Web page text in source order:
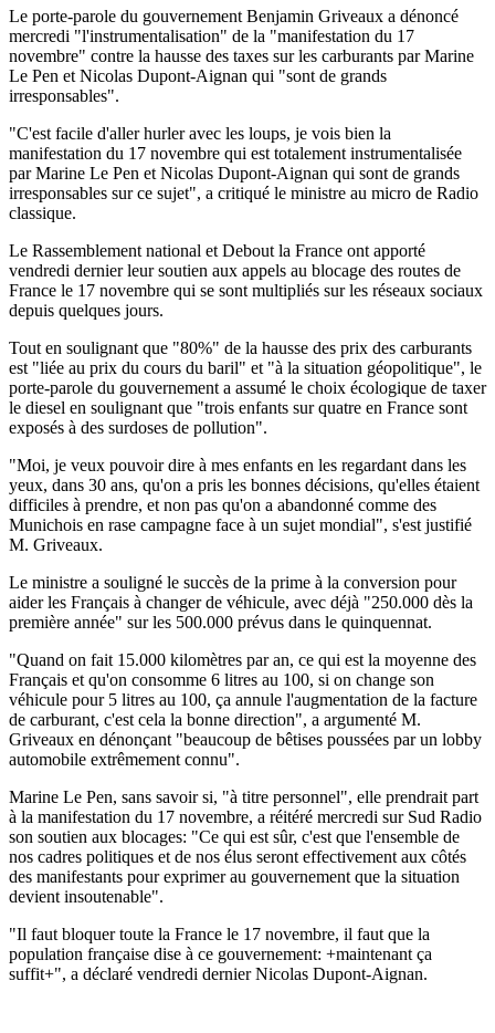
Le porte-parole du gouvernement Benjamin Griveaux a dénoncé
mercredi "l'instrumentalisation" de la "manifestation du 17
novembre" contre la hausse des taxes sur les carburants par Marine
Le Pen et Nicolas Dupont-Aignan qui "sont de grands
irresponsables".
"C'est facile d'aller hurler avec les loups, je vois bien la
manifestation du 17 novembre qui est totalement instrumentalisée
par Marine Le Pen et Nicolas Dupont-Aignan qui sont de grands
irresponsables sur ce sujet", a critiqué le ministre au micro de Radio
classique.
Le Rassemblement national et Debout la France ont apporté
vendredi dernier leur soutien aux appels au blocage des routes de
France le 17 novembre qui se sont multipliés sur les réseaux sociaux
depuis quelques jours.
Tout en soulignant que "80%" de la hausse des prix des carburants
est "liée au prix du cours du baril" et "à la situation géopolitique", le
porte-parole du gouvernement a assumé le choix écologique de taxer
le diesel en soulignant que "trois enfants sur quatre en France sont
exposés à des surdoses de pollution".
"Moi, je veux pouvoir dire à mes enfants en les regardant dans les
yeux, dans 30 ans, qu'on a pris les bonnes décisions, qu'elles étaient
difficiles à prendre, et non pas qu'on a abandonné comme des
Munichois en rase campagne face à un sujet mondial", s'est justifié
M. Griveaux.
Le ministre a souligné le succès de la prime à la conversion pour
aider les Français à changer de véhicule, avec déjà "250.000 dès la
première année" sur les 500.000 prévus dans le quinquennat.
"Quand on fait 15.000 kilomètres par an, ce qui est la moyenne des
Français et qu'on consomme 6 litres au 100, si on change son
véhicule pour 5 litres au 100, ça annule l'augmentation de la facture
de carburant, c'est cela la bonne direction", a argumenté M.
Griveaux en dénonçant "beaucoup de bêtises poussées par un lobby
automobile extrêmement connu".
Marine Le Pen, sans savoir si, "à titre personnel", elle prendrait part
à la manifestation du 17 novembre, a réitéré mercredi sur Sud Radio
son soutien aux blocages: "Ce qui est sûr, c'est que l'ensemble de
nos cadres politiques et de nos élus seront effectivement aux côtés
des manifestants pour exprimer au gouvernement que la situation
devient insoutenable".
"Il faut bloquer toute la France le 17 novembre, il faut que la
population française dise à ce gouvernement: +maintenant ça
suffit+", a déclaré vendredi dernier Nicolas Dupont-Aignan.